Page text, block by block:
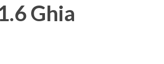
Ghia